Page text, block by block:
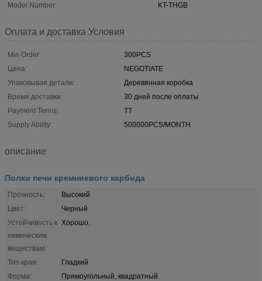
Model Number:
KT-THGB
Оплата и доставка Условия
Min Order:
300PCS
Цена:
NEGOTIATE
Упаковывая детали:
Деревянная коробка
Время доставки:
30 дней после оплаты
Payment Terms:
TT
Supply Ability:
500000PCS/MONTH
описание
Полки печи кремниевого карбида
Прочность:
Высокий
Цвет:
Черный
Устойчивость к
химическим
веществам:
Хорошо.
Тип края:
Гладкий
Форма:
Прямоугольный, квадратный